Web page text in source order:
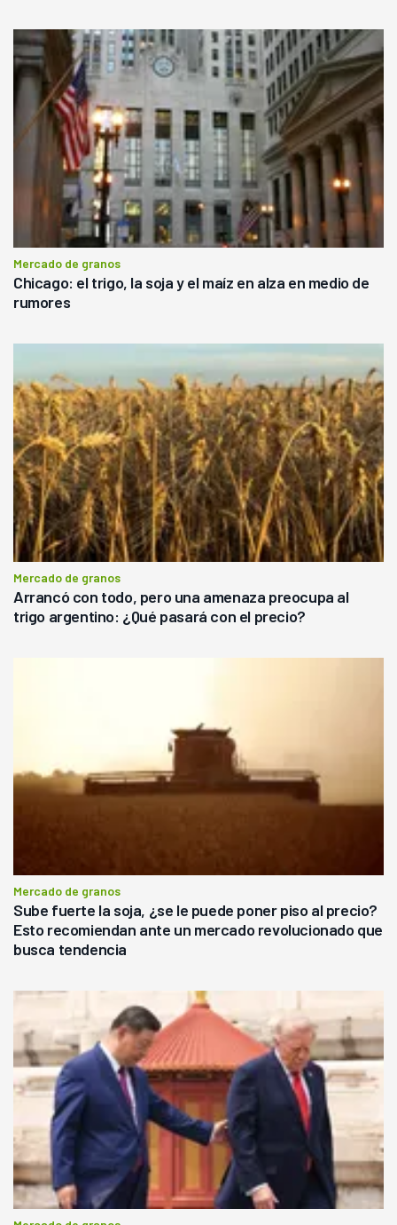
Mercado de granos
Chicago: el trigo, la soja y el maíz en alza en medio de
rumores
Mercado de granos
Arrancó con todo, pero una amenaza preocupa al
trigo argentino: ¿Qué pasará con el precio?
Mercado de granos
Sube fuerte la soja, ¿se le puede poner piso al precio?
Esto recomiendan ante un mercado revolucionado que
busca tendencia